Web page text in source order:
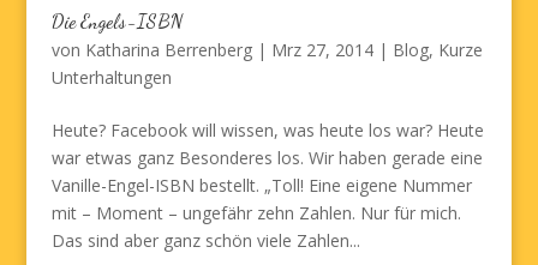
Die Engels-ISBN
von Katharina Berrenberg| Mrz 27, 2014| Blog, Kurze
Unterhaltungen
Heute? Facebook will wissen, was heute los war? Heute
war etwas ganz Besonderes los. Wir haben gerade eine
Vanille-Engel-ISBN bestellt. „Toll! Eine eigene Nummer
mit – Moment – ungefähr zehn Zahlen. Nur für mich.
Das sind aber ganz schön viele Zahlen...